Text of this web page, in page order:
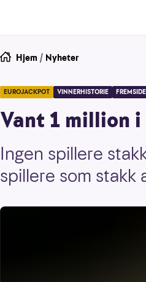
Hjem / Nyheter
EUROJACKPOT VINNERHISTORIE FREMSIDE
Vant 1 million
Ingen spillere
spillere som stakk